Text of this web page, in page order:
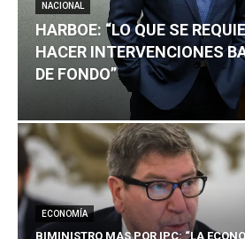
NACIONAL
HARBOE: “LO QUE SE
HACER INTERVENCIONES
DE FONDO”
ECONOMÍA
BIMINISTRO MAS POR IPC: “LA